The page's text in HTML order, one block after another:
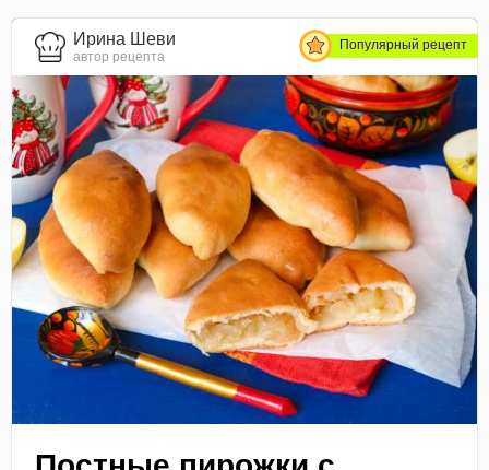
Ирина Шеви
автор рецепта
Популярный рецепт